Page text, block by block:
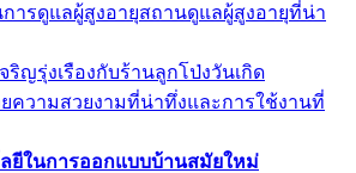
ารดูแลผู้สูงอายุสถานดูแลผู้สูงอายุที่น่า
ริญรุ่งเรืองกับร้านลูกโป่งวันเกิด
ความสวยงามที่น่าทึ่งและการใช้งานที่
ยีในการออกแบบบ้านสมัยใหม่